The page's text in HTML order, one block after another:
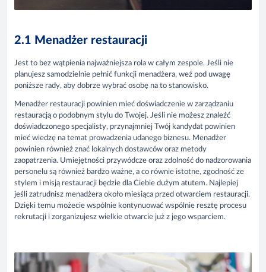
2.1 Menadżer restauracji
Jest to bez wątpienia najważniejsza rola w całym zespole. Jeśli nie
planujesz samodzielnie pełnić funkcji menadżera, weź pod uwagę
poniższe rady, aby dobrze wybrać osobę na to stanowisko.
Menadżer restauracji powinien mieć doświadczenie w zarządzaniu
restauracją o podobnym stylu do Twojej. Jeśli nie możesz znaleźć
doświadczonego specjalisty, przynajmniej Twój kandydat powinien
mieć wiedzę na temat prowadzenia udanego biznesu. Menadżer
powinien również znać lokalnych dostawców oraz metody
zaopatrzenia. Umiejętności przywódcze oraz zdolność do nadzorowania
personelu są również bardzo ważne, a co równie istotne, zgodność ze
stylem i misją restauracji będzie dla Ciebie dużym atutem. Najlepiej
jeśli zatrudnisz menadżera około miesiąca przed otwarciem restauracji.
Dzięki temu możecie wspólnie kontynuować wspólnie resztę procesu
rekrutacji i zorganizujesz wielkie otwarcie już z jego wsparciem.